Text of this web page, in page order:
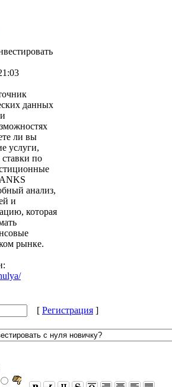
данных
ли вы
услуги,
по
анализ,
и
которая
рынке.
[ Регистрация ]